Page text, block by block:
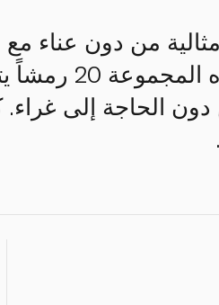
من دون عناء
فالسيس!